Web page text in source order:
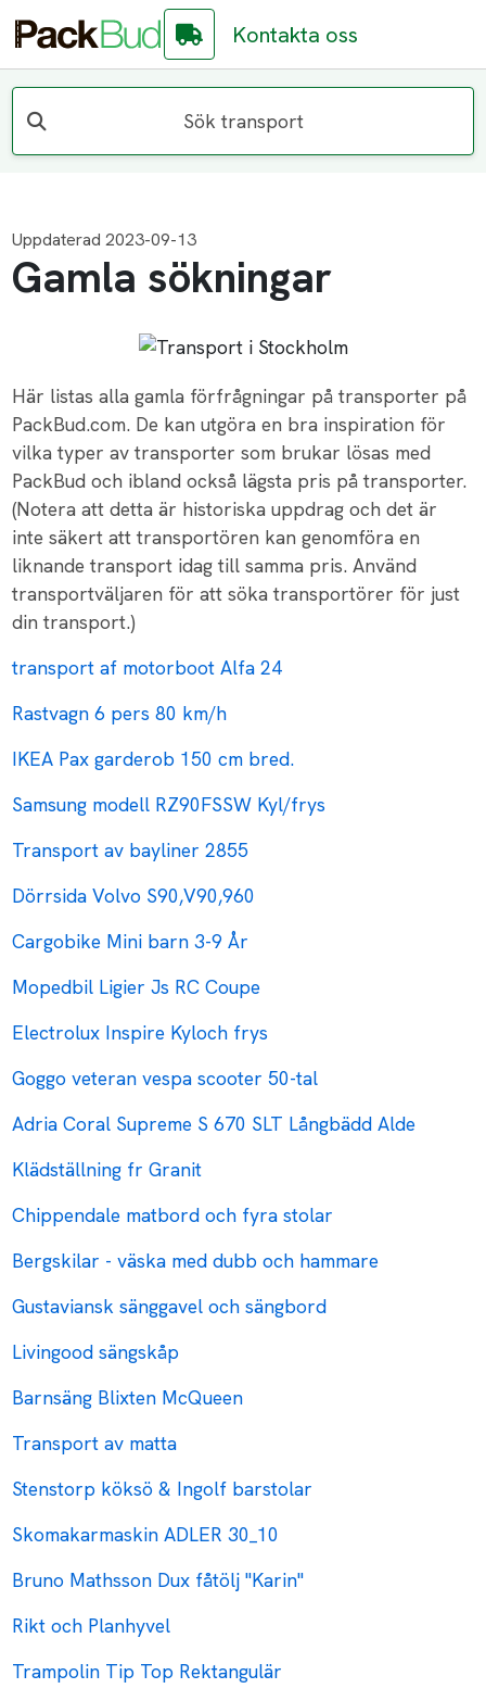
Kontakta oss
Sök transport
Uppdaterad 2023-09-13
Gamla sökningar
Här listas alla gamla förfrågningar på transporter på
PackBud.com. De kan utgöra en bra inspiration för
vilka typer av transporter som brukar lösas med
PackBud och ibland också lägsta pris på transporter.
(Notera att detta är historiska uppdrag och det är
inte säkert att transportören kan genomföra en
liknande transport idag till samma pris. Använd
transportväljaren för att söka transportörer för just
din transport.)
transport af motorboot Alfa 24
Rastvagn 6 pers 80 km/h
IKEA Pax garderob 150 cm bred.
Samsung modell RZ90FSSW Kyl/frys
Transport av bayliner 2855
Dörrsida Volvo S90,V90,960
Cargobike Mini barn 3-9 År
Mopedbil Ligier Js RC Coupe
Electrolux Inspire Kyloch frys
Goggo veteran vespa scooter 50-tal
Adria Coral Supreme S 670 SLT Långbädd Alde
Klädställning fr Granit
Chippendale matbord och fyra stolar
Bergskilar - väska med dubb och hammare
Gustaviansk sänggavel och sängbord
Livingood sängskåp
Barnsäng Blixten McQueen
Transport av matta
Stenstorp köksö & Ingolf barstolar
Skomakarmaskin ADLER 30_10
Bruno Mathsson Dux fåtölj "Karin"
Rikt och Planhyvel
Trampolin Tip Top Rektangulär